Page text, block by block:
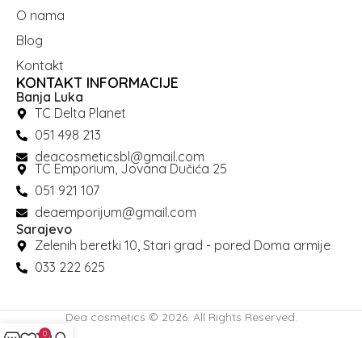
O nama
Blog
Kontakt
KONTAKT INFORMACIJE
Banja Luka
TC Delta Planet
051 498 213
deacosmeticsbl@gmail.com
TC Emporium, Jovana Dučića 25
051 921 107
deaemporijum@gmail.com
Sarajevo
Zelenih beretki 10, Stari grad - pored Doma armije
033 222 625
Dea cosmetics © 2026. All Rights Reserved.
0